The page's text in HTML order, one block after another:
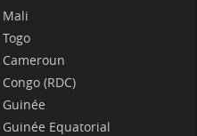
Mali
Togo
Cameroun
Congo (RDC)
Guinée
Guinée Equatorial